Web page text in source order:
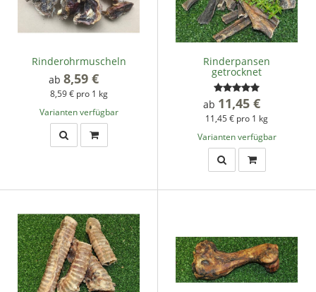
Rinderohrmuscheln
ab 8,59 €
8,59 € pro 1 kg
Varianten verfügbar
Rinderpansen
getrocknet
ab 11,45 €
11,45 € pro 1 kg
Varianten verfügbar